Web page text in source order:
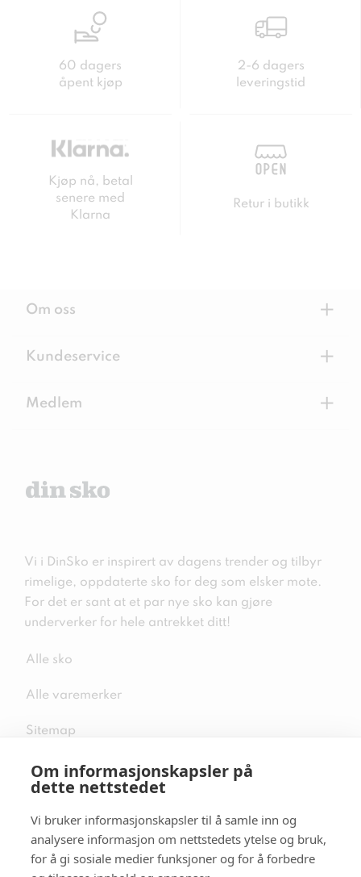
Om informasjonskapsler på
dette nettstedet
Vi bruker informasjonskapsler til å samle inn og
analysere informasjon om nettstedets ytelse og bruk,
for å gi sosiale medier funksjoner og for å forbedre
60 dagers
åpent kjøp
2-6 dagers
leveringstid
Kjøp nå, betal
senere med
Klarna
Retur i butikk
Om oss +
Kundeservice +
Medlem +
Vi i DinSko er inspirert av dagens trender og tilbyr
rimelige, oppdaterte sko for deg som elsker mote.
For det er sant at et par nye sko kan gjøre
underverker for hele antrekket ditt!
Alle sko
Alle varemerker
Sitemap
Følg oss i sosiale medier